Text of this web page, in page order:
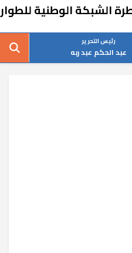
الوطنية للطوارئ
رئيس التحرير
عبد الحكم عبد ربه